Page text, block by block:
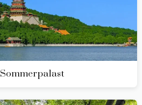
Sommerpalast